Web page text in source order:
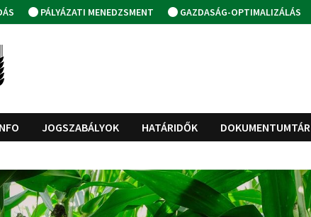
PÁLYÁZATI MENEDZSMENT GAZDASÁG-OPTIMALIZÁLÁS
JOGSZABÁLYOK HATÁRIDŐK DOKUMENTUMTÁR